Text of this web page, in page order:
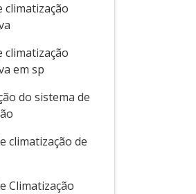
climatização
climatização
em sp
do sistema de
climatização de
Climatização